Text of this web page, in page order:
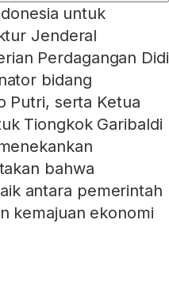
untuk
Jenderal
Perdagangan Didi
bidang
Putri, serta Ketua
Tiongkok Garibaldi
bahwa
antara pemerintah
kemajuan ekonomi